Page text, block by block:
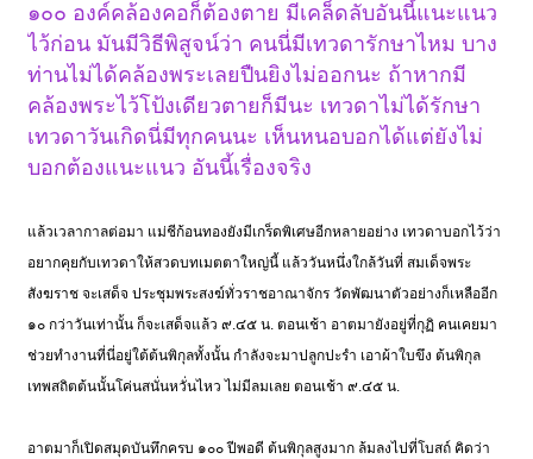
๑๐๐ องค์คล้องคอก็ต้องตาย มีเคล็ดลับอันนี้แนะแนว
ไว้ก่อน มันมีวิธีพิสูจน์ว่า คนนี่มีเทวดารักษาไหม บาง
ท่านไม่ได้คล้องพระเลยปืนยิงไม่ออกนะ ถ้าหากมี
คล้องพระไว้โป้งเดียวตายก็มีนะ เทวดาไม่ได้รักษา
เทวดาวันเกิดนี่มีทุกคนนะ เห็นหนอบอกได้แต่ยังไม่
บอกต้องแนะแนว อันนี้เรื่องจริง
แล้วเวลากาลต่อมา แม่ชีก้อนทองยังมีเกร็ดพิเศษอีกหลายอย่าง เทวดาบอกไว้ว่า
อยากคุยกับเทวดาให้สวดบทเมตตาใหญ่นี้ แล้ววันหนึ่งใกล้วันที่ สมเด็จพระ
สังฆราช จะเสด็จ ประชุมพระสงฆ์ทั่วราชอาณาจักร วัดพัฒนาตัวอย่างก็เหลืออีก
๑๐ กว่าวันเท่านั้น ก็จะเสด็จแล้ว ๙.๔๕ น. ตอนเช้า อาตมายังอยู่ที่กุฏิ คนเคยมา
ช่วยทำงานที่นี่อยู่ใต้ต้นพิกุลทั้งนั้น กำลังจะมาปลูกปะรำ เอาผ้าใบขึง ต้นพิกุล
เทพสถิตต้นนั้นโค่นสนั่นหวั่นไหว ไม่มีลมเลย ตอนเช้า ๙.๔๕ น.
อาตมาก็เปิดสมุดบันทึกครบ ๑๐๐ ปีพอดี ต้นพิกุลสูงมาก ล้มลงไปที่โบสถ์ คิดว่า